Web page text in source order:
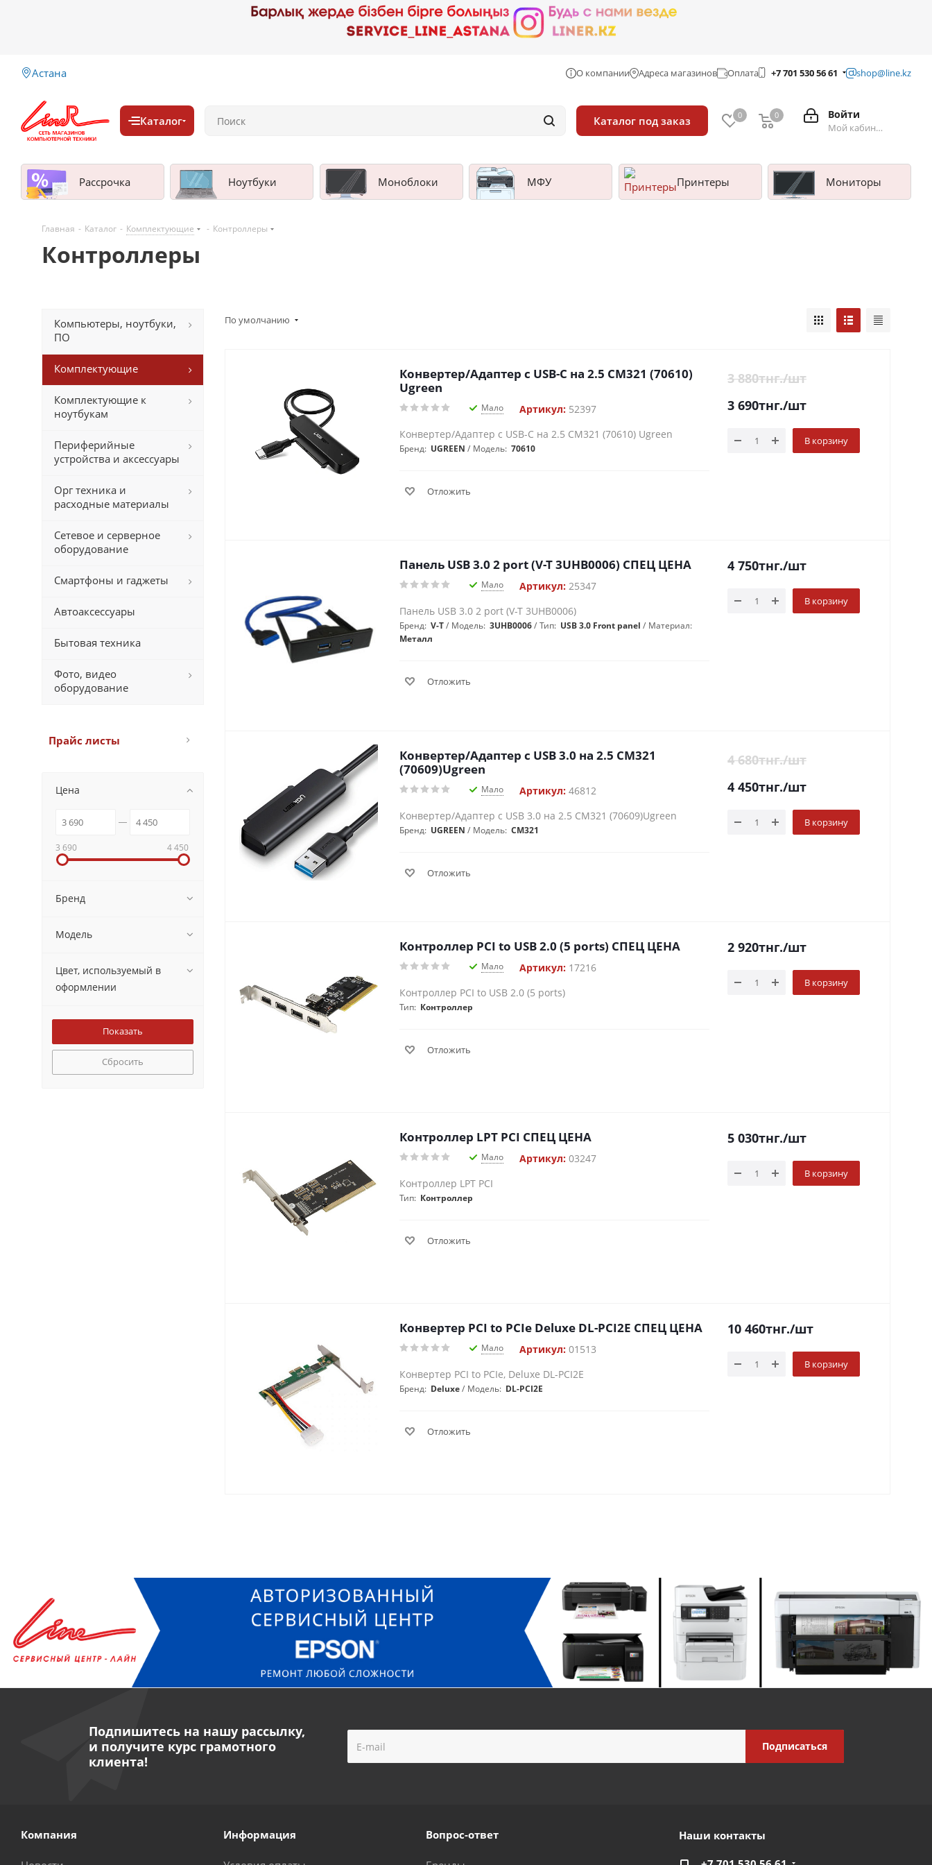
Астана О компании Адреса магазинов Оплата +7 701 530 56 61 shop@line.kz
Каталог Каталог под заказ Войти
Мой кабинет
0 0
Рассрочка Ноутбуки Моноблоки МФУ Принтеры Мониторы
Главная - Каталог - Комплектующие - Контроллеры
Контроллеры
По умолчанию
Конвертер/Адаптер с USB-C на 2.5 CM321 (70610)
Ugreen
Мало Артикул: 52397
Конвертер/Адаптер с USB-C на 2.5 CM321 (70610) Ugreen
Бренд: UGREEN Модель: 70610
Отложить
3 880тнг./шт
3 690тнг./шт
В корзину
Панель USB 3.0 2 port (V-T 3UHB0006) СПЕЦ ЦЕНА
Мало Артикул: 25347
Панель USB 3.0 2 port (V-T 3UHB0006)
Бренд: V-T Модель: 3UHB0006 Тип: USB 3.0 Front panel
Материал:
Металл
Отложить
4 750тнг./шт
В корзину
Конвертер/Адаптер с USB 3.0 на 2.5 CM321
(70609)Ugreen
Мало Артикул: 46812
Конвертер/Адаптер с USB 3.0 на 2.5 CM321 (70609)Ugreen
Бренд: UGREEN Модель: CM321
Отложить
4 680тнг./шт
4 450тнг./шт
В корзину
Контроллер PCI to USB 2.0 (5 ports) СПЕЦ ЦЕНА
Мало Артикул: 17216
Контроллер PCI to USB 2.0 (5 ports)
Тип: Контроллер
Отложить
2 920тнг./шт
В корзину
Контроллер LPT PCI СПЕЦ ЦЕНА
Мало Артикул: 03247
Контроллер LPT PCI
Тип: Контроллер
Отложить
5 030тнг./шт
В корзину
Конвертер PCI to PCIe Deluxe DL-PCI2E СПЕЦ ЦЕНА
Мало Артикул: 01513
Конвертер PCI to PCIe, Deluxe DL-PCI2E
Бренд: Deluxe Модель: DL-PCI2E
Отложить
10 460тнг./шт
В корзину
Компьютеры, ноутбуки,
ПО
Комплектующие
Комплектующие к
ноутбукам
Периферийные
устройства и аксессуары
Орг техника и
расходные материалы
Сетевое и серверное
оборудование
Смартфоны и гаджеты
Автоаксессуары
Бытовая техника
Фото, видео
оборудование
Прайс листы
Цена
3 690 4 450
Бренд
Модель
Цвет, используемый в
оформлении
Сбросить
Подпишитесь на нашу рассылку,
и получите курс грамотного
клиента!
Компания Информация Вопрос-ответ Наши контакты